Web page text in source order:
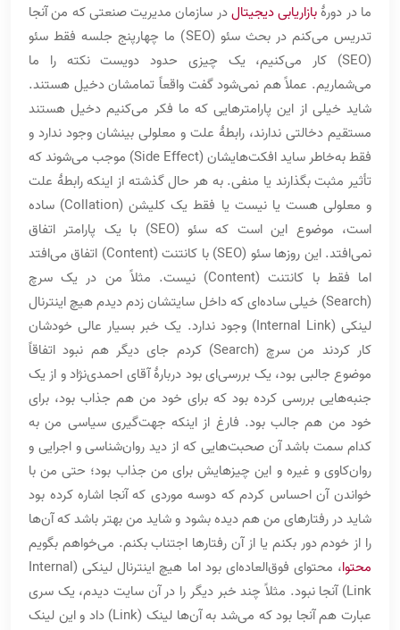
ما در دورۀبازاریابی دیجیتالدر سازمان مدیریت صنعتی که من آنجا
تدریس می‌کنم در بحث سئو (SEO) ما چهارپنج جلسه فقط سئو
(SEO) کار می‌کنیم، یک چیزی حدود دویست نکته را ما
می‌شماریم. عملاً هم نمی‌شود گفت واقعاً تمامشان دخیل هستند.
شاید خیلی از این پارامترهایی که ما فکر می‌کنیم دخیل هستند
مستقیم دخالتی ندارند، رابطۀ علت و معلولی بینشان وجود ندارد و
فقط به‌خاطر ساید افکت‌هایشان (Side Effect)‌ موجب می‌شوند که
تأثیر مثبت بگذارند یا منفی. به هر حال گذشته از اینکه رابطۀ علت
و معلولی هست یا نیست یا فقط یک کلیشن (Collation) ساده
است، موضوع این است که سئو (SEO) با یک پارامتر اتفاق
نمی‌افتد. این روزها سئو (SEO) با کانتنت (Content) اتفاق می‌افتد
اما فقط با کانتنت (Content) نیست. مثلاً من در یک سرچ
(Search) خیلی ساده‌ای که داخل سایتشان زدم دیدم هیچ اینترنال
لینکی (Internal Link) وجود ندارد. یک خبر بسیار عالی خودشان
کار کردند من سرچ (Search) کردم جای دیگر هم نبود اتفاقاً
موضوع جالبی بود، یک بررسی‌ای بود دربارۀ آقای احمدی‌نژاد و از یک
جنبه‌هایی بررسی کرده بود که برای خود من هم جذاب بود، برای
خود من هم جالب بود. فارغ از اینکه جهت‌گیری سیاسی من به
کدام سمت باشد آن صحبت‌هایی که از دید روان‌شناسی و اجرایی و
روان‌کاوی و غیره و این چیزهایش برای من جذاب بود؛ حتی من با
خواندن آن احساس کردم که دوسه موردی که آنجا اشاره کرده بود
شاید در رفتارهای من هم دیده بشود و شاید من بهتر باشد که آن‌ها
را از خودم دور بکنم یا از آن رفتارها اجتناب بکنم. می‌خواهم بگویم
محتوا
، محتوای فوق‌العاده‌ای بود اما هیچ اینترنال لینکی (Internal
Link) آنجا نبود. مثلاً چند خبر دیگر را در آن سایت دیدم، یک سری
عبارت هم آنجا بود که می‌شد به آن‌ها لینک (Link) داد و این لینک